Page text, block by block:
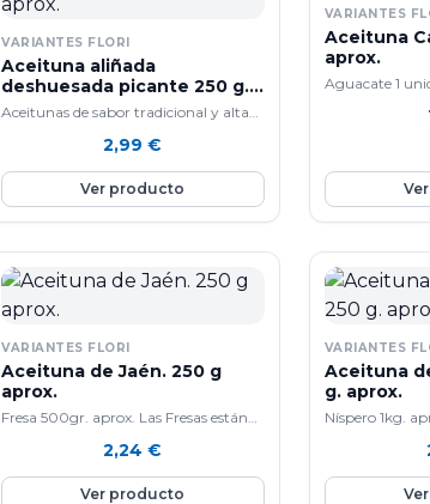
VARIANTES FLORI
Aceituna aliñada
deshuesada picante 250 g.
aprox.
Aceitunas de sabor tradicional y alta
2,99€
Ver producto
VARIANTES
Aceituna
aprox.
Aguacate 1
en un
propiedades
curioso
aguacate es
son los
grasas, que
peso. Aportan
necesidades
poco de pro
variedad de
magnesio,
cinc). el
las etapas de
moderar su
VARIANTES FLORI
Aceituna de Jaén. 250 g
aprox.
Fresa 500gr. aprox. Las Fresas están
pocas grasas e hidratos de carbono
por lo que es ideal para adelgazar en
2,24€
Ver producto
VARIANTES
Aceituna
g. aprox.
Níspero 1kg.
que es
aromática,